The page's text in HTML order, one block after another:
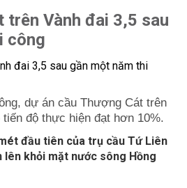
trên Vành đai 3,5 sau
công
dự án cầu Thượng Cát trên
độ thực hiện đạt hơn 10%.
đầu tiên của trụ cầu Tứ Liên
lên khỏi mặt nước sông Hồng